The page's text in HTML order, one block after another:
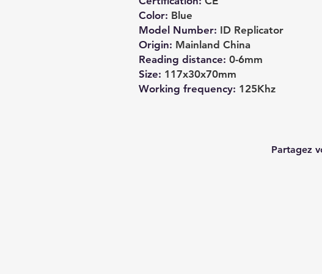
Color: Blue
Model Number: ID Replicator
Origin: Mainland China
Reading distance: 0-6mm
Size: 117x30x70mm
Working frequency: 125Khz
Partagez